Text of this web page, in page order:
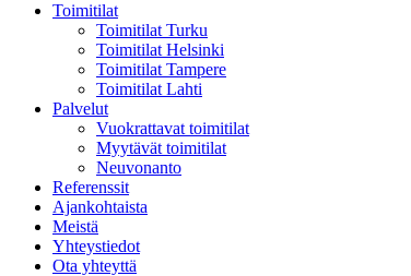
Toimitilat
Toimitilat Turku
Toimitilat Helsinki
Toimitilat Tampere
Toimitilat Lahti
Palvelut
Vuokrattavat toimitilat
Myytävät toimitilat
Neuvonanto
Referenssit
Ajankohtaista
Meistä
Yhteystiedot
Ota yhteyttä